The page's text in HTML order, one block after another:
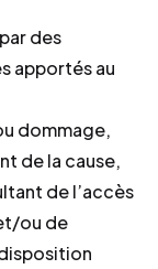
des
apportés au
dommage,
de la cause,
de l’accès
ou de